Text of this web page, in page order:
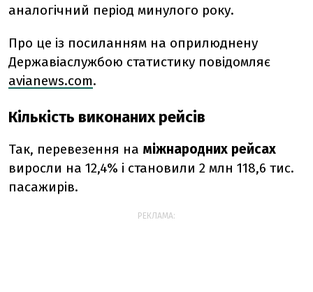
аналогічний період минулого року.
Про це із посиланням на оприлюднену
Державіаслужбою статистику повідомляє
avianews.com.
Кількість виконаних рейсів
Так, перевезення на міжнародних рейсах
виросли на 12,4% і становили 2 млн 118,6 тис.
пасажирів.
РЕКЛАМА: